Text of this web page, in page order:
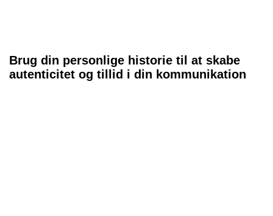
Brug din personlige historie til at skabe
autenticitet og tillid i din kommunikation